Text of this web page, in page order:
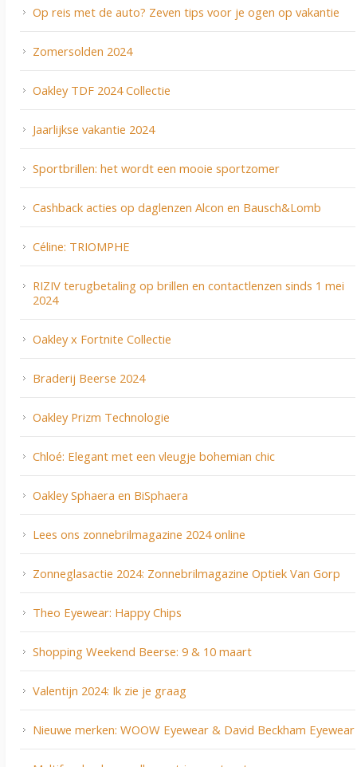
Op reis met de auto? Zeven tips voor je ogen op vakantie
Zomersolden 2024
Oakley TDF 2024 Collectie
Jaarlijkse vakantie 2024
Sportbrillen: het wordt een mooie sportzomer
Cashback acties op daglenzen Alcon en Bausch&Lomb
Céline: TRIOMPHE
RIZIV terugbetaling op brillen en contactlenzen sinds 1 mei
2024
Oakley x Fortnite Collectie
Braderij Beerse 2024
Oakley Prizm Technologie
Chloé: Elegant met een vleugje bohemian chic
Oakley Sphaera en BiSphaera
Lees ons zonnebrilmagazine 2024 online
Zonneglasactie 2024: Zonnebrilmagazine Optiek Van Gorp
Theo Eyewear: Happy Chips
Shopping Weekend Beerse: 9 & 10 maart
Valentijn 2024: Ik zie je graag
Nieuwe merken: WOOW Eyewear & David Beckham Eyewear